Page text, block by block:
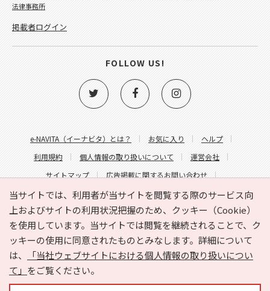
当サイトでは、利用者が当サイトを閲覧する際のサービス向
上およびサイトの利用状況把握のため、クッキー（Cookie）
を使用しています。当サイトでは閲覧を継続されることで、ク
ッキーの使用に同意されたものとみなします。詳細について
は、
「当社ウェブサイトにおける個人情報の取り扱いについ
て」 をご覧ください。
e-NAVITA（イーナビタ）とは？ お気に入り
ヘルプ
利用規約
個人情報の取り扱いについて
運営会社
サイトマップ
広告掲載に関するお問い合わせ
サイトの内容に関するお問い合わせ
法律事務所
掲載者ログイン
FOLLOW US!
Copyright © HYOJITO.Co.,Ltd. All Rights Reserved.